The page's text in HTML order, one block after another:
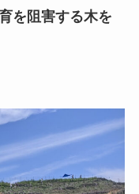
を阻害する木を